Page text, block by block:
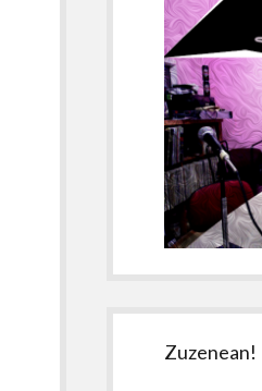
Zuzenean!